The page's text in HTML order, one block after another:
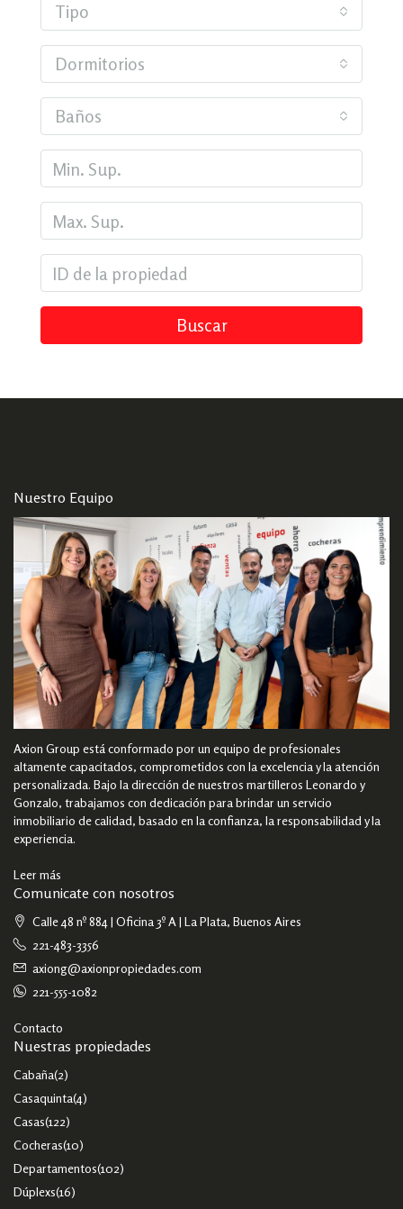
Tipo
Dormitorios
Baños
Buscar
Nuestro Equipo
Axion Group está conformado por un equipo de profesionales
altamente capacitados, comprometidos con la excelencia y la atención
personalizada. Bajo la dirección de nuestros martilleros Leonardo y
Gonzalo, trabajamos con dedicación para brindar un servicio
inmobiliario de calidad, basado en la confianza, la responsabilidad y la
experiencia.
Leer más
Comunicate con nosotros
Calle 48 nº 884 | Oficina 3º A | La Plata, Buenos Aires
221-483-3356
axiong@axionpropiedades.com
221-555-1082
Contacto
Nuestras propiedades
Cabaña(2)
Casaquinta(4)
Casas(122)
Cocheras(10)
Departamentos(102)
Dúplexs(16)